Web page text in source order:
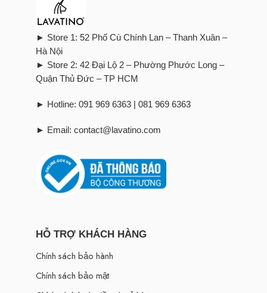
► Store 1: 52 Phố Cù Chính Lan – Thanh Xuân –
Hà Nội
► Store 2: 42 Đại Lộ 2 – Phường Phước Long –
Quận Thủ Đức – TP HCM
► Hotline: 091 969 6363 | 081 969 6363
► Email: contact@lavatino.com
HỖ TRỢ KHÁCH HÀNG
Chính sách bảo hành
Chính sách bảo mật